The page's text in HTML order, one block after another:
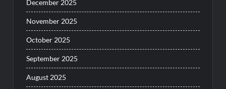
December 2025
November 2025
October 2025
September 2025
August 2025